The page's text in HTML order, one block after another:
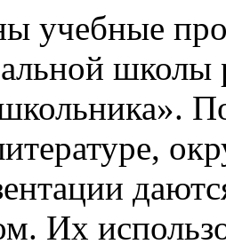
учебные
школы
Их